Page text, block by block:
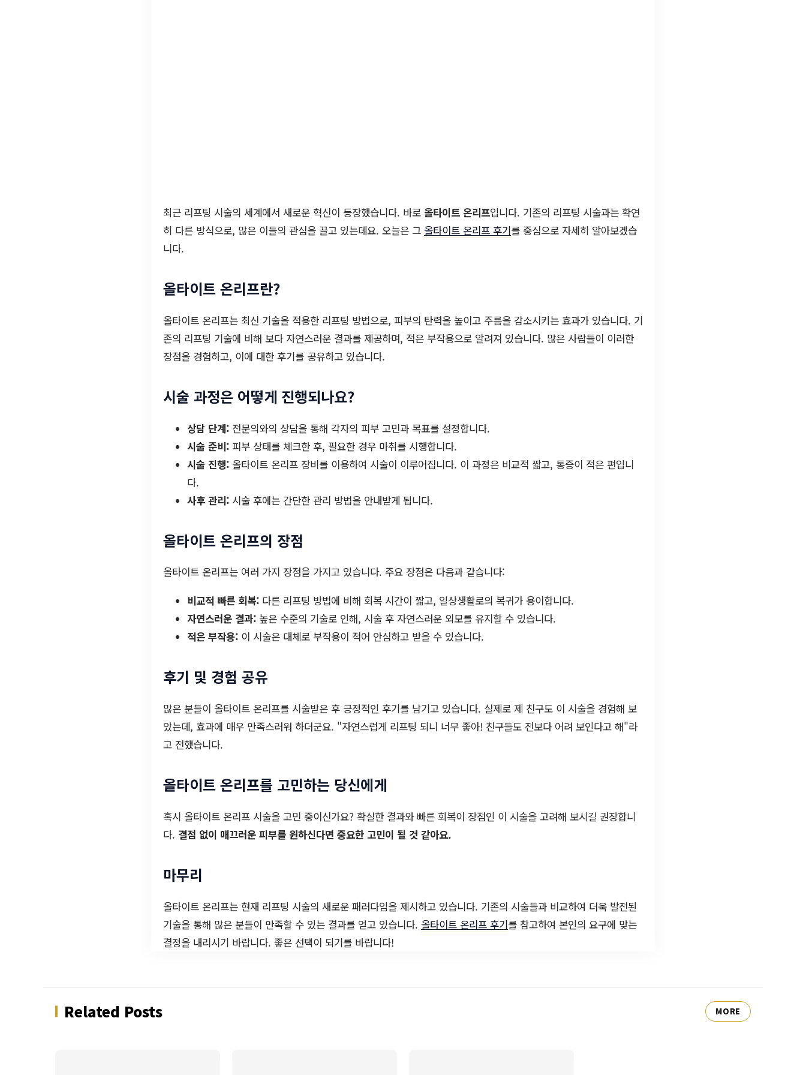
최근 리프팅 시술의 세계에서 새로운 혁신이 등장했습니다. 바로 올타이트 온리프입니다. 기존의 리프팅 시술과는 확연
히 다른 방식으로, 많은 이들의 관심을 끌고 있는데요. 오늘은 그 올타이트 온리프 후기를 중심으로 자세히 알아보겠습
니다.
올타이트 온리프란?
올타이트 온리프는 최신 기술을 적용한 리프팅 방법으로, 피부의 탄력을 높이고 주름을 감소시키는 효과가 있습니다. 기
존의 리프팅 기술에 비해 보다 자연스러운 결과를 제공하며, 적은 부작용으로 알려져 있습니다. 많은 사람들이 이러한
장점을 경험하고, 이에 대한 후기를 공유하고 있습니다.
시술 과정은 어떻게 진행되나요?
상담 단계: 전문의와의 상담을 통해 각자의 피부 고민과 목표를 설정합니다.
시술 준비: 피부 상태를 체크한 후, 필요한 경우 마취를 시행합니다.
시술 진행: 올타이트 온리프 장비를 이용하여 시술이 이루어집니다. 이 과정은 비교적 짧고, 통증이 적은 편입니
다.
사후 관리: 시술 후에는 간단한 관리 방법을 안내받게 됩니다.
올타이트 온리프의 장점
올타이트 온리프는 여러 가지 장점을 가지고 있습니다. 주요 장점은 다음과 같습니다:
비교적 빠른 회복: 다른 리프팅 방법에 비해 회복 시간이 짧고, 일상생활로의 복귀가 용이합니다.
자연스러운 결과: 높은 수준의 기술로 인해, 시술 후 자연스러운 외모를 유지할 수 있습니다.
적은 부작용: 이 시술은 대체로 부작용이 적어 안심하고 받을 수 있습니다.
후기 및 경험 공유
많은 분들이 올타이트 온리프를 시술받은 후 긍정적인 후기를 남기고 있습니다. 실제로 제 친구도 이 시술을 경험해 보
았는데, 효과에 매우 만족스러워 하더군요. "자연스럽게 리프팅 되니 너무 좋아! 친구들도 전보다 어려 보인다고 해"라
고 전했습니다.
올타이트 온리프를 고민하는 당신에게
혹시 올타이트 온리프 시술을 고민 중이신가요? 확실한 결과와 빠른 회복이 장점인 이 시술을 고려해 보시길 권장합니
다. 결점 없이 매끄러운 피부를 원하신다면 중요한 고민이 될 것 같아요.
마무리
올타이트 온리프는 현재 리프팅 시술의 새로운 패러다임을 제시하고 있습니다. 기존의 시술들과 비교하여 더욱 발전된
기술을 통해 많은 분들이 만족할 수 있는 결과를 얻고 있습니다. 올타이트 온리프 후기를 참고하여 본인의 요구에 맞는
결정을 내리시기 바랍니다. 좋은 선택이 되기를 바랍니다!
Related Posts MORE